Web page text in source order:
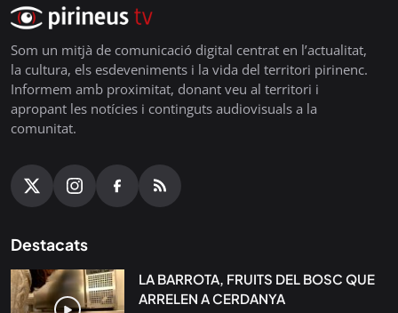
Som un mitjà de comunicació digital centrat en l’actualitat,
la cultura, els esdeveniments i la vida del territori pirinenc.
Informem amb proximitat, donant veu al territori i
apropant les notícies i continguts audiovisuals a la
comunitat.
Destacats
LA BARROTA, FRUITS DEL BOSC QUE
ARRELEN A CERDANYA